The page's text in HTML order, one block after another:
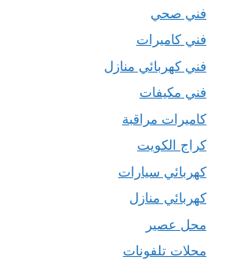
فني صحي
فني كاميرات
فني كهربائي منازل
فني مكيفات
كاميرات مراقبة
كراج الكويت
كهربائي سيارات
كهربائي منازل
محل عصير
محلات تلفونات